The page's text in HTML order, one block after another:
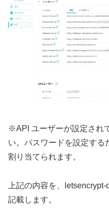
※API ユーザーが設定され
い。パスワードを設定する
割り当てられます。
上記の内容を、
記載します。